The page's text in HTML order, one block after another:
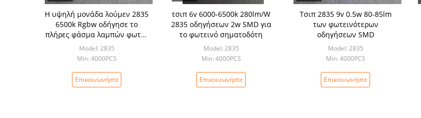
Η υψηλή μονάδα λούμεν 2835
6500k Rgbw οδήγησε το
πλήρες φάσμα λαμπών φωτός
τσιπ για την εγχώρια
διακόσμηση
Model: 2835
Min: 4000PCS
Επικοινωνήστε
τσιπ 6v 6000-6500k 280lm/W
2835 οδηγήσεων 2w SMD για
το φωτεινό σηματοδότη
Model: 2835
Min: 4000PCS
Επικοινωνήστε
Τσιπ 2835 9v 0.5w 80-85lm
των φωτεινότερων
οδηγήσεων SMD
Model: 2835
Min: 4000PCS
Επικοινωνήστε